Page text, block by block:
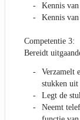
Kennis
Kennis
Competentie 3:
Bereidt
Verzamelt
stukken uit
Legt de
Neemt